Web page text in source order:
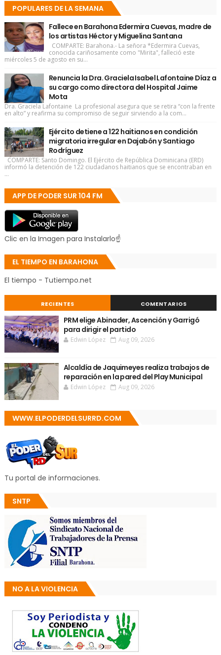
POPULARES DE LA SEMANA
Fallece en Barahona Edermira Cuevas, madre de
los artistas Héctor y Miguelina Santana
COMPARTE: Barahona.- La señora *Edermira Cuevas,
conocida cariñosamente como "Mirita", falleció este
miércoles 5 de agosto en su...
Renuncia la Dra. Graciela Isabel Lafontaine Díaz a
su cargo como directora del Hospital Jaime
Mota
Dra. Graciela Lafontaine La profesional asegura que se retira “con la frente
en alto” y reafirma su compromiso de seguir sirviendo a la com...
Ejército detiene a 122 haitianos en condición
migratoria irregular en Dajabón y Santiago
Rodríguez
COMPARTE: Santo Domingo. El Ejército de República Dominicana (ERD)
informó la detención de 122 ciudadanos haitianos que se encontraban en
...
APP DE PODER SUR 104 FM
Clic en la Imagen para Instalarlo☝
EL TIEMPO EN BARAHONA
El tiempo - Tutiempo.net
RECIENTES COMENTARIOS
PRM elige Abinader, Ascención y Garrigó
para dirigir el partido
Edwin López Aug 09, 2026
Alcaldía de Jaquimeyes realiza trabajos de
reparación en la pared del Play Municipal
Edwin López Aug 09, 2026
WWW.ELPODERDELSURRD.COM
Tu portal de informaciones.
SNTP
NO A LA VIOLENCIA